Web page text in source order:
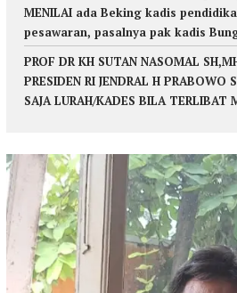
MENILAI ada Beking kadis
pesawaran, pasalnya pak kadis
PROF DR KH SUTAN NASOMAL
PRESIDEN RI JENDRAL H PRABOWO
SAJA LURAH/KADES BILA TERLIBAT